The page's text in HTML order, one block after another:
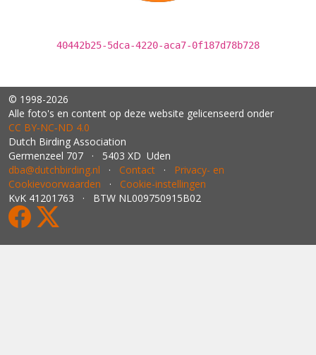
40442b25-5dca-4220-aca7-0f187d78b728
© 1998-2026
Alle foto's en content op deze website gelicenseerd onder
CC BY‑NC‑ND 4.0
Dutch Birding Association
Germenzeel 707 · 5403 XD Uden
dba@dutchbirding.nl · Contact · Privacy- en
Cookievoorwaarden · Cookie-instellingen
KvK 41201763 · BTW NL009750915B02